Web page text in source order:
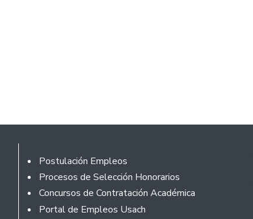
Rodapé
Postulación Empleos
Procesos de Selección Honorarios
Concursos de Contratación Académica
Portal de Empleos Usach